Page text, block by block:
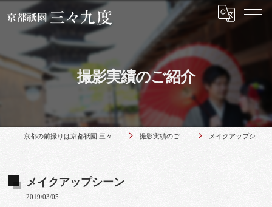
撮影実績のご紹介
撮影実績のご紹介 メイクアップシーン
メイクアップシーン
2019/03/05